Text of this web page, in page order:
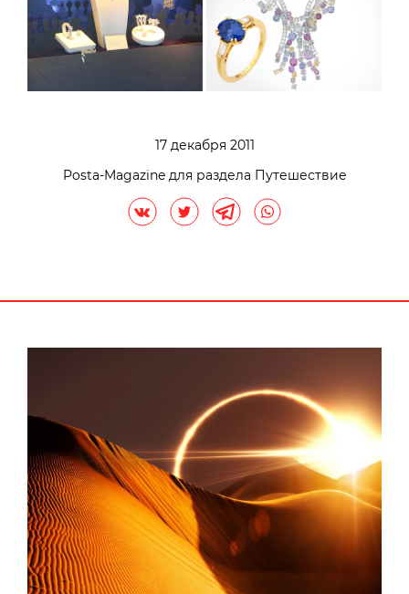
17 декабря 2011
Posta-Magazine для раздела Путешествие